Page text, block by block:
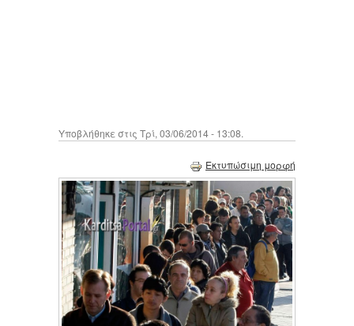
Υποβλήθηκε στις Τρί, 03/06/2014 - 13:08.
Εκτυπώσιμη μορφή